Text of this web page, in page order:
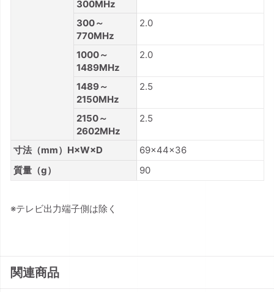
300MHz
300～
770MHz
2.0
1000～
1489MHz
2.0
1489～
2150MHz
2.5
2150～
2602MHz
2.5
寸法（mm）H×W×D
69×44×36
質量（g）
90
※テレビ出力端子側は除く
関連商品